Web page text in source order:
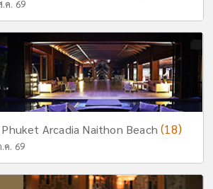
.ค. 69
Arcadia Naithon Beach(18)
.ค. 69